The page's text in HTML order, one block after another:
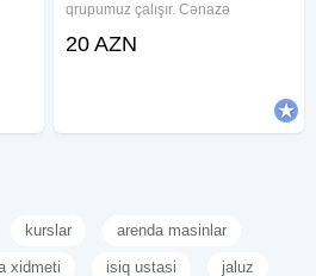
qrupumuz çalışır. Cənazə
istənilən nöqtəyə daşınma imkanı
20 AZN
kurslar arenda masinlar
xidmeti isiq ustasi jaluz